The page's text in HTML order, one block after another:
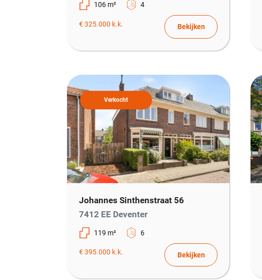
106 m² 4
€ 325.000 k.k. Bekijken
Verkocht
Johannes Sinthenstraat 56
7412 EE Deventer
119 m² 6
€ 395.000 k.k. Bekijken